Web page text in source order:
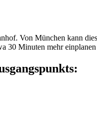
Von München kann
30 Minuten mehr einplanen